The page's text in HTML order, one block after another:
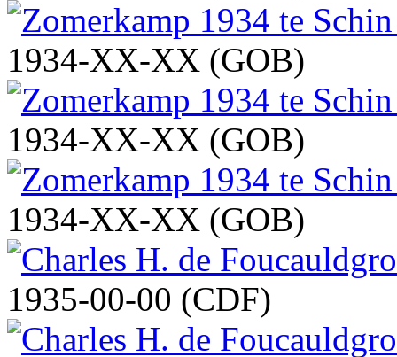
1934-XX-XX (GOB)
1934-XX-XX (GOB)
1934-XX-XX (GOB)
1935-00-00 (CDF)